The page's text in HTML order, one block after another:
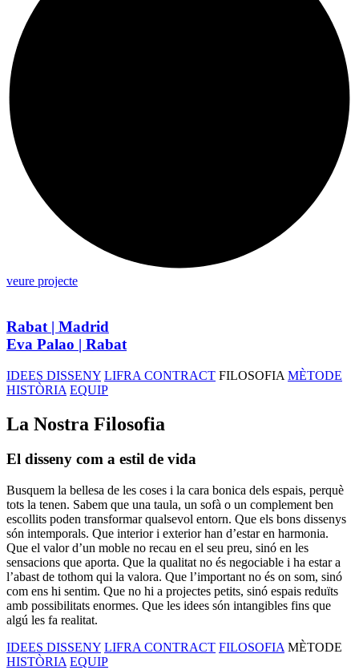
veure projecte
Rabat | Madrid
Eva Palao | Rabat
IDEES DISSENY LIFRA CONTRACT FILOSOFIA MÈTODE
HISTÒRIA EQUIP
La Nostra Filosofia
El disseny com a estil de vida
Busquem la bellesa de les coses i la cara bonica dels espais, perquè
tots la tenen. Sabem que una taula, un sofà o un complement ben
escollits poden transformar qualsevol entorn. Que els bons dissenys
són intemporals. Que interior i exterior han d’estar en harmonia.
Que el valor d’un moble no recau en el seu preu, sinó en les
sensacions que aporta. Que la qualitat no és negociable i ha estar a
l’abast de tothom qui la valora. Que l’important no és on som, sinó
com ens hi sentim. Que no hi a projectes petits, sinó espais reduïts
amb possibilitats enormes. Que les idees són intangibles fins que
algú les fa realitat.
IDEES DISSENY LIFRA CONTRACT FILOSOFIA MÈTODE
HISTÒRIA EQUIP